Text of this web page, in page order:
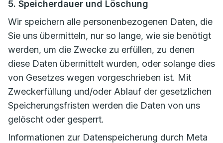
5. Speicherdauer und Löschung
Wir speichern alle personenbezogenen Daten, die
Sie uns übermitteln, nur so lange, wie sie benötigt
werden, um die Zwecke zu erfüllen, zu denen
diese Daten übermittelt wurden, oder solange dies
von Gesetzes wegen vorgeschrieben ist. Mit
Zweckerfüllung und/oder Ablauf der gesetzlichen
Speicherungsfristen werden die Daten von uns
gelöscht oder gesperrt.
Informationen zur Datenspeicherung durch Meta